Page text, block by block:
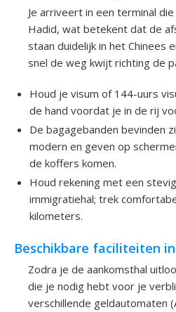
Je arriveert in een terminal
Hadid, wat betekent dat de
staan duidelijk in het Chinees
snel de weg kwijt richting de
Houd je visum of 144-uurs
de hand voordat je in de rij
De bagagebanden bevinden
modern en geven op
de koffers komen.
Houd rekening met een
immigratiehal; trek
kilometers.
Beschikbare faciliteiten
Zodra je de aankomsthal
die je nodig hebt voor je
verschillende geldautomaten